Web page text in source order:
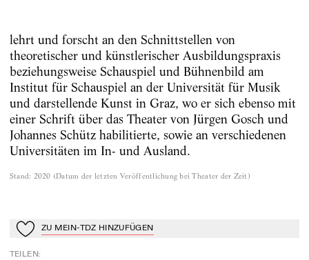
lehrt und forscht an den Schnittstellen von
theoretischer und künstlerischer Ausbildungspraxis
beziehungsweise Schauspiel und Bühnenbild am
Institut für Schauspiel an der Universität für Musik
und darstellende Kunst in Graz, wo er sich ebenso mit
einer Schrift über das Theater von Jürgen Gosch und
Johannes Schütz habilitierte, sowie an verschiedenen
Universitäten im In- und Ausland.
Stand: 2020 (Datum der letzten Veröffentlichung bei Theater der Zeit )
Zu Mein-TdZ hinzufügen
ZU MEIN-TDZ HINZUFÜGEN
TEILEN: